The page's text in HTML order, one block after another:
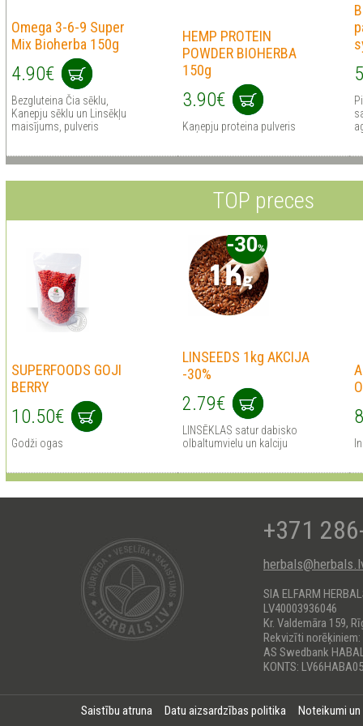
Omega 3-6-9 Super
Mix Bioherba 150g
4.90€
Bezgluteina Čia sēklu,
Kanepju sēklu un Linsēkļu
maisījums, pulveris
HEMP PROTEIN
POWDER BIOHERBA
150g
3.90€
Kaņepju proteina pulveris
TOP preces
SUPERFOODS GOJI
BERRY
10.50€
Godži ogas
LINSEEDS 1kg AKCIJA
-30%
2.79€
LINSĒKLAS satur dabisko
olbaltumvielu un kalciju
+371
SIA ELFARM
LV40003936046
Kr. Valdemāra 159,
Rekvizīti norēķiniem:
AS Swedbank
KONTS:
Saistību atruna Datu aizsardzības politika Noteikumi